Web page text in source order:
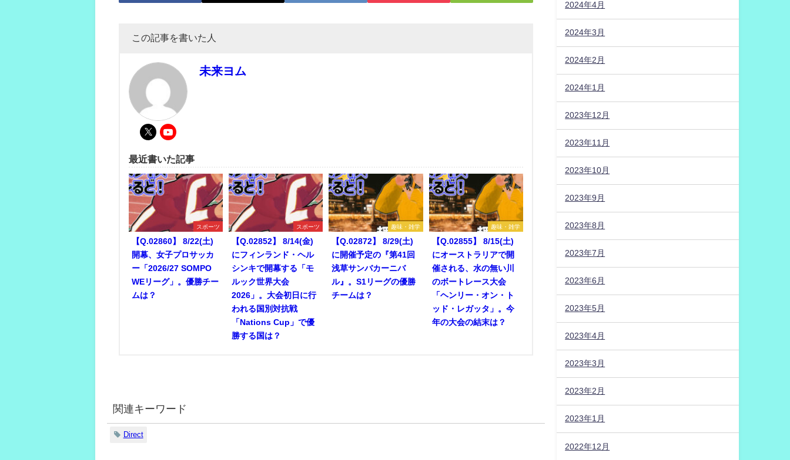
この記事を書いた人
未来ヨム
最近書いた記事
スポーツ
【Q.02860】 8/22(土)
開幕、女子プロサッカ
ー「2026/27 SOMPO
WEリーグ」。優勝チー
ムは？
スポーツ
【Q.02852】 8/14(金)
にフィンランド・ヘル
シンキで開幕する「モ
ルック世界大会
2026」。大会初日に行
われる国別対抗戦
「Nations Cup」で優
勝する国は？
趣味・雑学
【Q.02872】 8/29(土)
に開催予定の『第41回
浅草サンバカーニバ
ル』。S1リーグの優勝
チームは？
趣味・雑学
【Q.02855】 8/15(土)
にオーストラリアで開
催される、水の無い川
のボートレース大会
「ヘンリー・オン・ト
ッド・レガッタ」。今
年の大会の結末は？
関連キーワード
Direct
2024年4月
2024年3月
2024年2月
2024年1月
2023年12月
2023年11月
2023年10月
2023年9月
2023年8月
2023年7月
2023年6月
2023年5月
2023年4月
2023年3月
2023年2月
2023年1月
2022年12月